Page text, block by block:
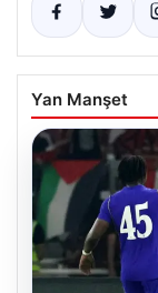
Yan Manşet